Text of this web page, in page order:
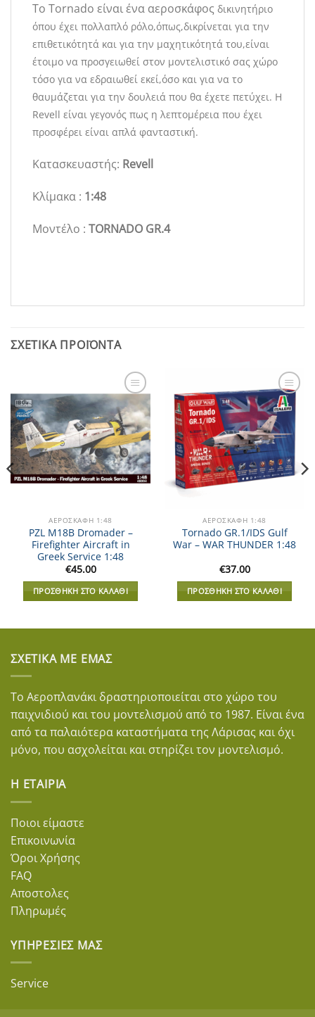
Το Tornado είναι ένα αεροσκάφος δικινητήριο
όπου έχει πολλαπλό ρόλο,όπως,δικρίνεται για την
επιθετικότητά και για την μαχητικότητά του,είναι
έτοιμο να προσγειωθεί στον μοντελιστικό σας χώρο
τόσο για να εδραιωθεί εκεί,όσο και για να το
θαυμάζεται για την δουλειά που θα έχετε πετύχει. Η
Revell είναι γεγονός πως η λεπτομέρεια που έχει
προσφέρει είναι απλά φανταστική.
Κατασκευαστής: Revell
Κλίμακα : 1:48
Μοντέλο : TORNADO GR.4
ΣΧΕΤΙΚΆ ΠΡΟΪΌΝΤΑ
Add to
Wishlist
ΑΕΡΟΣΚΆΦΗ 1:48
PZL M18B Dromader –
Firefighter Aircraft in
Greek Service 1:48
€45.00
ΠΡΟΣΘΉΚΗ ΣΤΟ ΚΑΛΆΘΙ
Add to
Wishlist
ΑΕΡΟΣΚΆΦΗ 1:48
Tornado GR.1/IDS Gulf
War – WAR THUNDER 1:48
€37.00
ΠΡΟΣΘΉΚΗ ΣΤΟ ΚΑΛΆΘΙ
ΣΧΕΤΙΚΆ ΜΕ ΕΜΆΣ
Το Αεροπλανάκι δραστηριοποιείται στο χώρο του
παιχνιδιού και του μοντελισμού από το 1987. Είναι ένα
από τα παλαιότερα καταστήματα της Λάρισας και όχι
μόνο, που ασχολείται και στηρίζει τον μοντελισμό.
Η ΕΤΑΙΡΊΑ
Ποιοι είμαστε
Επικοινωνία
Όροι Χρήσης
FAQ
Αποστολες
Πληρωμές
ΥΠΗΡΕΣΊΕΣ ΜΑΣ
Service